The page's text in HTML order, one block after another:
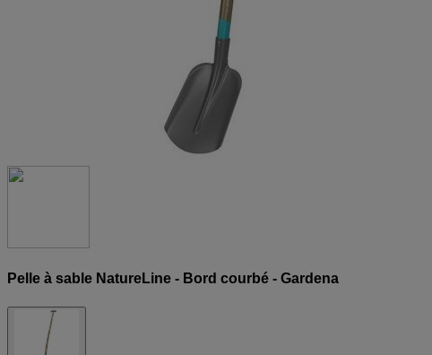
Pelle à sable NatureLine - Bord courbé - Gardena